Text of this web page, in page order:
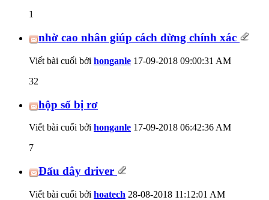
1
nhờ cao nhân giúp cách dừng chính xác
Viết bài cuối bởi honganle 17-09-2018 09:00:31 AM
32
hộp số bị rơ
Viết bài cuối bởi honganle 17-09-2018 06:42:36 AM
7
Đấu dây driver
Viết bài cuối bởi hoatech 28-08-2018 11:12:01 AM